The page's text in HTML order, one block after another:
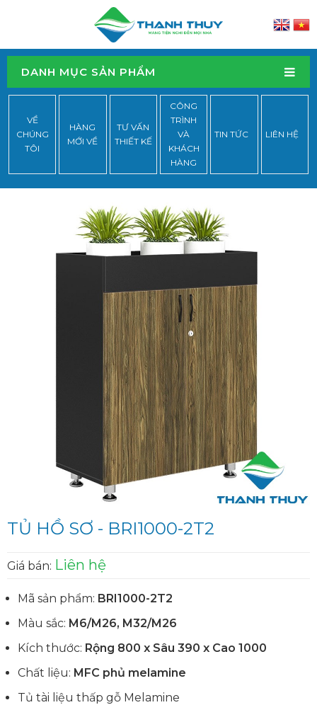
DANH MỤC SẢN PHẨM
VỀ
CHÚNG
TÔI
HÀNG
MỚI VỀ
TƯ VẤN
THIẾT KẾ
CÔNG
TRÌNH
VÀ
KHÁCH
HÀNG
TIN TỨC LIÊN HỆ
TỦ HỒ SƠ - BRI1000-2T2
Giá bán: Liên hệ
Mã sản phẩm: BRI1000-2T2
Màu sắc: M6/M26, M32/M26
Kích thước: Rộng 800 x Sâu 390 x Cao 1000
Chất liệu: MFC phủ melamine
Tủ tài liệu thấp gỗ Melamine